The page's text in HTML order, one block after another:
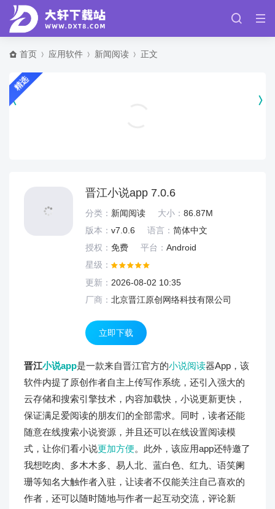
首页 应用软件 新闻阅读 正文
精选
晋江小说app 7.0.6
分类： 新闻阅读 大小： 86.87M
版本： v7.0.6 语言： 简体中文
授权： 免费 平台： Android
星级：
更新： 2026-08-02 10:35
厂商： 北京晋江原创网络科技有限公司
立即下载
晋江小说app是一款来自晋江官方的小说阅读器App，该
软件内提了原创作者自主上传写作系统，还引入强大的
云存储和搜索引擎技术，内容加载快，小说更新更快，
保证满足爱阅读的朋友们的全部需求。同时，读者还能
随意在线搜索小说资源，并且还可以在线设置阅读模
式，让你们看小说更加方便。此外，该应用app还特邀了
我想吃肉、多木木多、易人北、蓝白色、红九、语笑阑
珊等知名大触作者入驻，让读者不仅能关注自己喜欢的
作者，还可以随时随地与作者一起互动交流，评论新